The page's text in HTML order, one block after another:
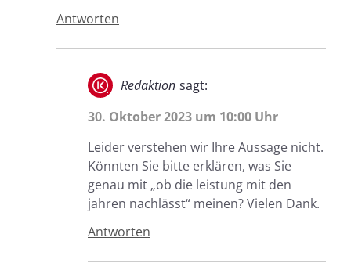
Antworten
Redaktion sagt:
30. Oktober 2023 um 10:00 Uhr
Leider verstehen wir Ihre Aussage nicht.
Könnten Sie bitte erklären, was Sie
genau mit „ob die leistung mit den
jahren nachlässt“ meinen? Vielen Dank.
Antworten